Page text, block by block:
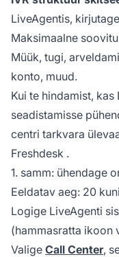
LiveAgentis,
Maksimaalne
Müük, tugi,
konto, muud.
Kui te hindamist,
seadistamisse
centri tarkvara
Freshdesk .
1. samm: ühendage
Eeldatav aeg: 20
Logige LiveAgenti
(hammasratta ikoon
Valige Call Center,